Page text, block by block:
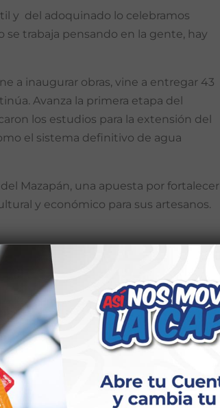
y del adoquinado lo celebramos
se trabaja pensando en la gente, hay
a inaugurar obras, vine a entregar 43
Avanza la primera etapa del
los estudios para la extensión del
el sistema definitivo de agua
Mazapán, una apuesta por fortalecer
y económico para sus artesanos.
REINA DEL
41190.65
BARRIO
58966.89
E